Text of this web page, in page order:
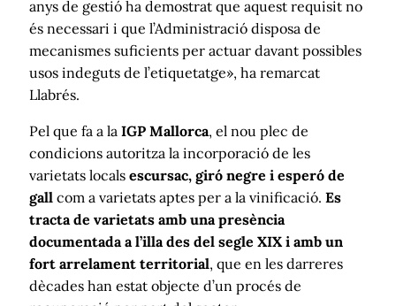
anys de gestió ha demostrat que aquest requisit no
és necessari i que l’Administració disposa de
mecanismes suficients per actuar davant possibles
usos indeguts de l’etiquetatge», ha remarcat
Llabrés.
Pel que fa a la IGP Mallorca, el nou plec de
condicions autoritza la incorporació de les
varietats locals escursac, giró negre i esperó de
gall com a varietats aptes per a la vinificació. Es
tracta de varietats amb una presència
documentada a l’illa des del segle XIX i amb un
fort arrelament territorial, que en les darreres
dècades han estat objecte d’un procés de